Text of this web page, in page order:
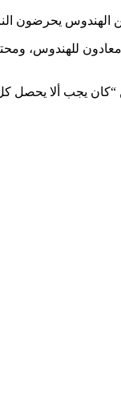
الهندوس يحرضون
للهندوس،
“كان يجب ألا يحصل